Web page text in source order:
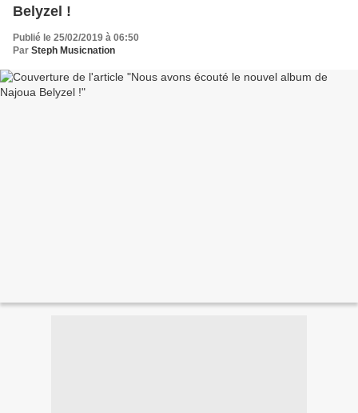
Belyzel !
Publié le 25/02/2019 à 06:50
Par Steph Musicnation